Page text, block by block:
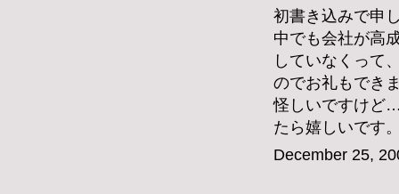
初書き込みで申
中でも会社が高
していなくって
のでお礼もでき
怪しいですけど
たら嬉しいです
December 25,